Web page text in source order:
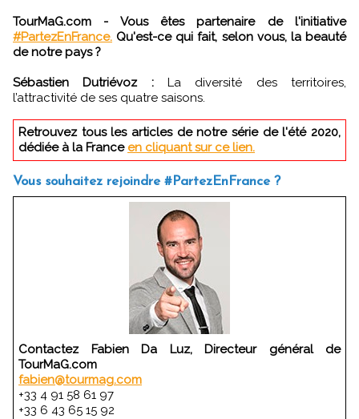
TourMaG.com - Vous êtes partenaire de l'initiative
#PartezEnFrance. Qu'est-ce qui fait, selon vous, la beauté
de notre pays ?
Sébastien Dutriévoz :La diversité des territoires,
l’attractivité de ses quatre saisons.
Retrouvez tous les articles de notre série de l'été 2020,
dédiée à la France en cliquant sur ce lien.
Vous souhaitez rejoindre #PartezEnFrance ?
Contactez Fabien Da Luz, Directeur général de
TourMaG.com
fabien@tourmag.com
+33 4 91 58 61 97
+33 6 43 65 15 92